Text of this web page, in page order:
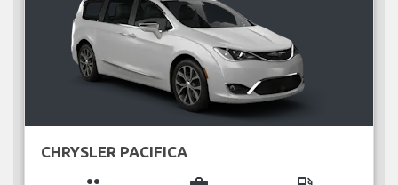
CHRYSLER PACIFICA